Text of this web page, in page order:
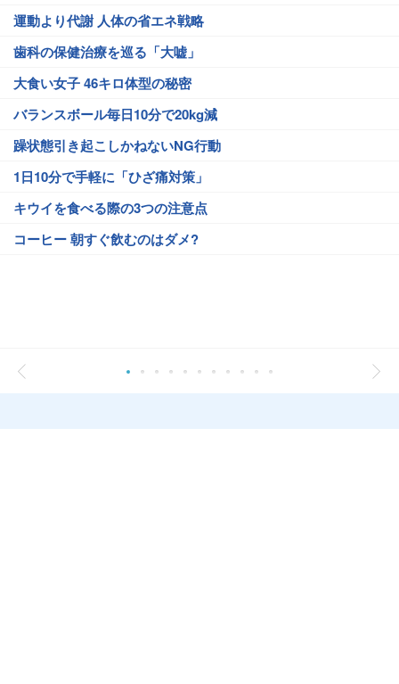
運動より代謝 人体の省エネ戦略
歯科の保健治療を巡る「大嘘」
大食い女子 46キロ体型の秘密
バランスボール毎日10分で20kg減
躁状態引き起こしかねないNG行動
1日10分で手軽に「ひざ痛対策」
キウイを食べる際の3つの注意点
コーヒー 朝すぐ飲むのはダメ?